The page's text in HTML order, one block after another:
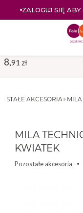
SIĘ ABY
AKCESORIA
MILA
KWIATEK
Pozostałe akcesoria
8, 91 zł